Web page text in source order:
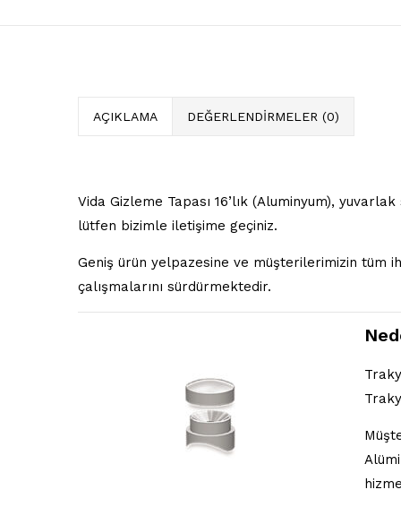
AÇIKLAMA DEĞERLENDIRMELER (0)
Vida Gizleme Tapası 16’lık (Aluminyum),
lütfen bizimle iletişime geçiniz.
Geniş ürün yelpazesine ve müşterilerimizin tüm
çalışmalarını sürdürmektedir.